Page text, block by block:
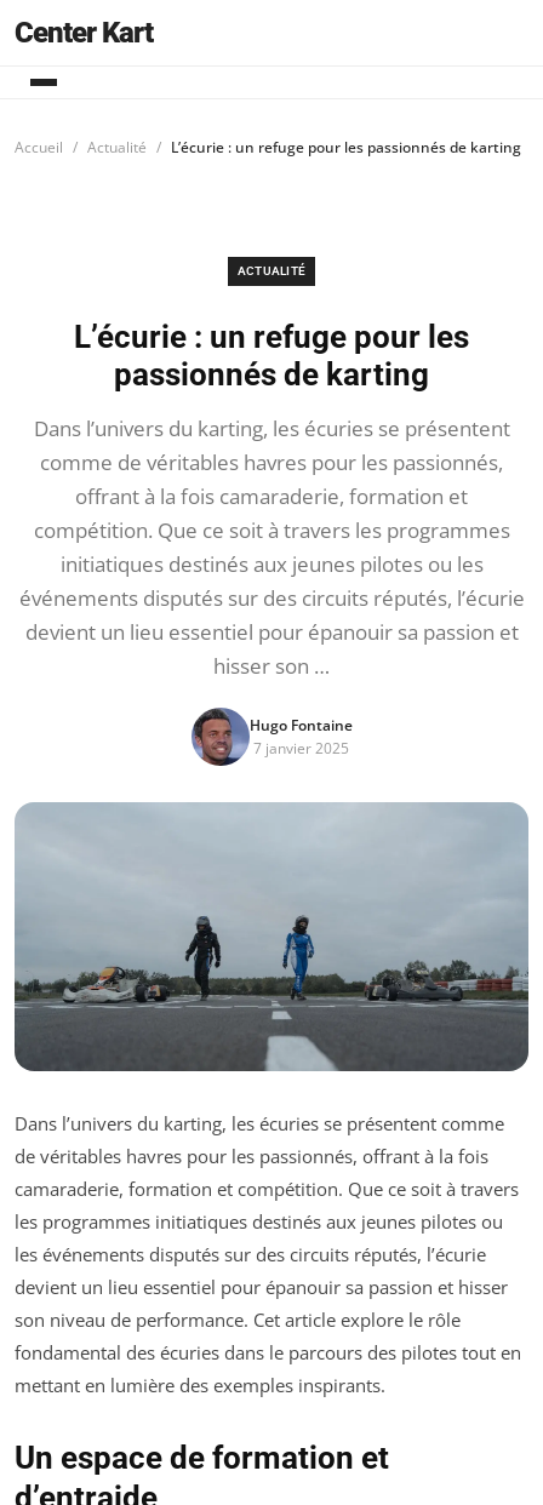
Center Kart
Accueil Actualité L’écurie : un refuge pour les passionnés de karting
ACTUALITÉ
L’écurie : un refuge pour les
passionnés de karting
Dans l’univers du karting, les écuries se présentent
comme de véritables havres pour les passionnés,
offrant à la fois camaraderie, formation et
compétition. Que ce soit à travers les programmes
initiatiques destinés aux jeunes pilotes ou les
événements disputés sur des circuits réputés, l’écurie
devient un lieu essentiel pour épanouir sa passion et
hisser son …
Hugo Fontaine
7 janvier 2025
Dans l’univers du karting, les écuries se présentent comme
de véritables havres pour les passionnés, offrant à la fois
camaraderie, formation et compétition. Que ce soit à travers
les programmes initiatiques destinés aux jeunes pilotes ou
les événements disputés sur des circuits réputés, l’écurie
devient un lieu essentiel pour épanouir sa passion et hisser
son niveau de performance. Cet article explore le rôle
fondamental des écuries dans le parcours des pilotes tout en
mettant en lumière des exemples inspirants.
Un espace de formation et
d’entraide